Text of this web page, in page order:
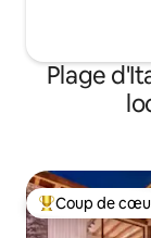
Plage
Coups de cœur
Coup de